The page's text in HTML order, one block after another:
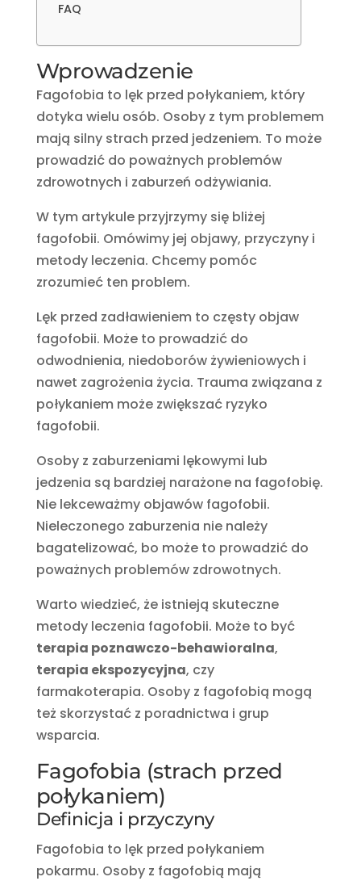
FAQ
Wprowadzenie
Fagofobia to lęk przed połykaniem, który
dotyka wielu osób. Osoby z tym problemem
mają silny strach przed jedzeniem. To może
prowadzić do poważnych problemów
zdrowotnych i zaburzeń odżywiania.
W tym artykule przyjrzymy się bliżej
fagofobii. Omówimy jej objawy, przyczyny i
metody leczenia. Chcemy pomóc
zrozumieć ten problem.
Lęk przed zadławieniem to częsty objaw
fagofobii. Może to prowadzić do
odwodnienia, niedoborów żywieniowych i
nawet zagrożenia życia. Trauma związana z
połykaniem może zwiększać ryzyko
fagofobii.
Osoby z zaburzeniami lękowymi lub
jedzenia są bardziej narażone na fagofobię.
Nie lekceważmy objawów fagofobii.
Nieleczonego zaburzenia nie należy
bagatelizować, bo może to prowadzić do
poważnych problemów zdrowotnych.
Warto wiedzieć, że istnieją skuteczne
metody leczenia fagofobii. Może to być
terapia poznawczo-behawioralna,
terapia ekspozycyjna, czy
farmakoterapia. Osoby z fagofobią mogą
też skorzystać z poradnictwa i grup
wsparcia.
Fagofobia (strach przed
połykaniem)
Definicja i przyczyny
Fagofobia to lęk przed połykaniem
pokarmu. Osoby z fagofobią mają